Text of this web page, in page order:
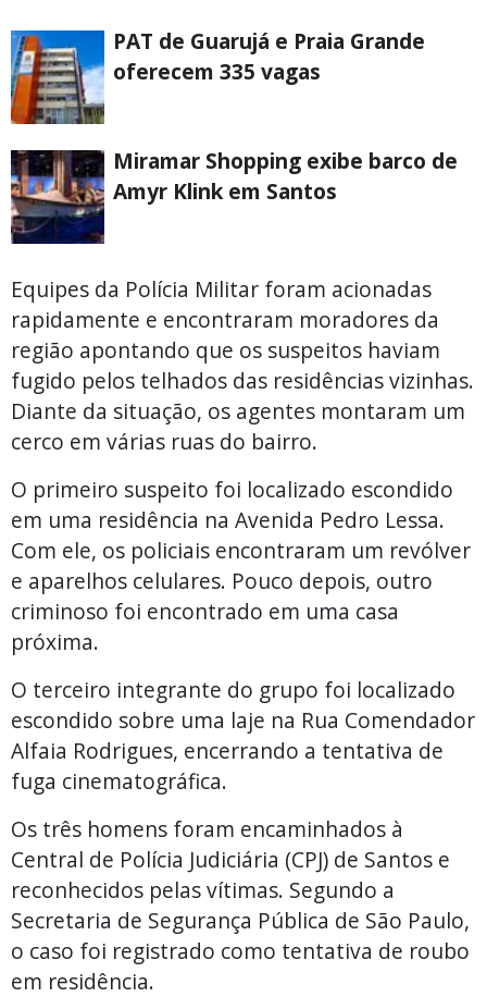
PAT de Guarujá e Praia Grande
oferecem 335 vagas
Miramar Shopping exibe barco de
Amyr Klink em Santos
Equipes da Polícia Militar foram acionadas
rapidamente e encontraram moradores da
região apontando que os suspeitos haviam
fugido pelos telhados das residências vizinhas.
Diante da situação, os agentes montaram um
cerco em várias ruas do bairro.
O primeiro suspeito foi localizado escondido
em uma residência na Avenida Pedro Lessa.
Com ele, os policiais encontraram um revólver
e aparelhos celulares. Pouco depois, outro
criminoso foi encontrado em uma casa
próxima.
O terceiro integrante do grupo foi localizado
escondido sobre uma laje na Rua Comendador
Alfaia Rodrigues, encerrando a tentativa de
fuga cinematográfica.
Os três homens foram encaminhados à
Central de Polícia Judiciária (CPJ) de Santos e
reconhecidos pelas vítimas. Segundo a
Secretaria de Segurança Pública de São Paulo,
o caso foi registrado como tentativa de roubo
em residência.